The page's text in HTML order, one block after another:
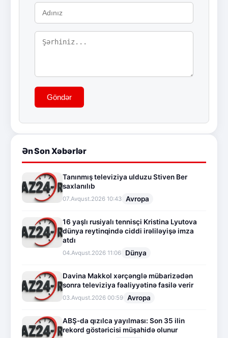
Göndər
Ən Son Xəbərlər
Tanınmış televiziya ulduzu Stiven Ber
saxlanılıb
07.Avqust.2026 10:43 Avropa
16 yaşlı rusiyalı tennisçi Kristina Lyutova
dünya reytinqində ciddi irəliləyişə imza
atdı
04.Avqust.2026 11:06 Dünya
Davina Makkol xərçənglə mübarizədən
sonra televiziya fəaliyyətinə fasilə verir
03.Avqust.2026 00:59 Avropa
ABŞ-da qızılca yayılması: Son 35 ilin
rekord göstəricisi müşahidə olunur